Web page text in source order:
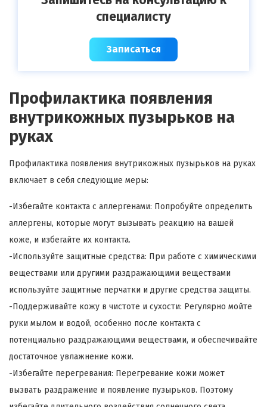
специалисту
Записаться
Профилактика появления
внутрикожных пузырьков на
руках
Профилактика появления внутрикожных пузырьков на руках
включает в себя следующие меры:
-Избегайте контакта с аллергенами: Попробуйте определить
аллергены, которые могут вызывать реакцию на вашей
коже, и избегайте их контакта.
-Используйте защитные средства: При работе с химическими
веществами или другими раздражающими веществами
используйте защитные перчатки и другие средства защиты.
-Поддерживайте кожу в чистоте и сухости: Регулярно мойте
руки мылом и водой, особенно после контакта с
потенциально раздражающими веществами, и обеспечивайте
достаточное увлажнение кожи.
-Избегайте перегревания: Перегревание кожи может
вызвать раздражение и появление пузырьков. Поэтому